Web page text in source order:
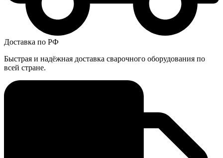
Доставка по РФ
Быстрая и надёжная доставка сварочного оборудования по
всей стране.